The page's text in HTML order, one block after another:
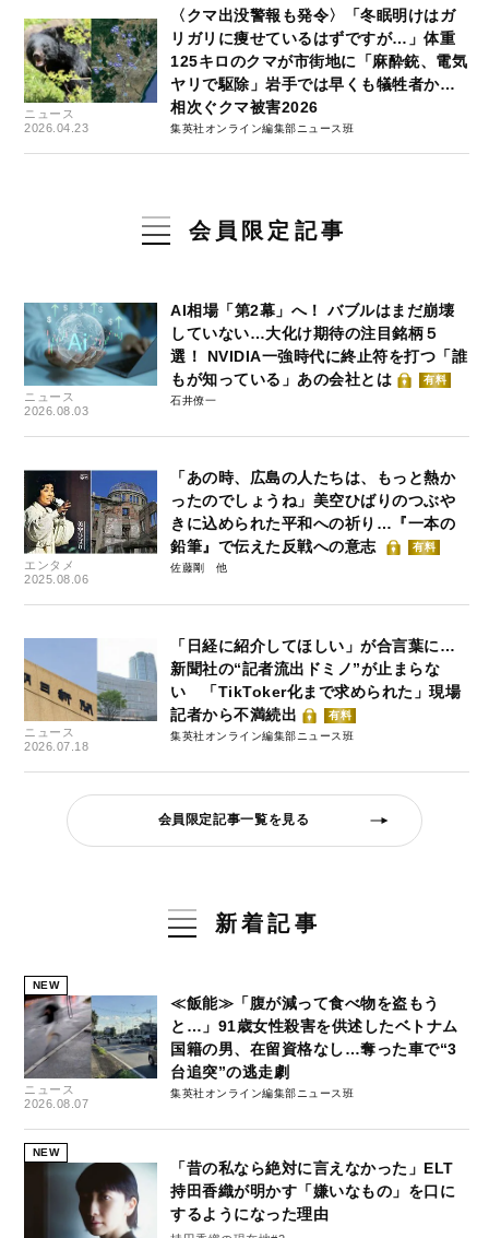
ニュース
2026.04.23
〈クマ出没警報も発令〉「冬眠明けはガ
リガリに痩せているはずですが…」体重
125キロのクマが市街地に「麻酔銃、電気
ヤリで駆除」岩手では早くも犠牲者か…
相次ぐクマ被害2026
集英社オンライン編集部ニュース班
会員限定記事
ニュース
2026.08.03
AI相場「第2幕」へ！ バブルはまだ崩壊
していない…大化け期待の注目銘柄５
選！ NVIDIA一強時代に終止符を打つ「誰
もが知っている」あの会社とは
有料
石井僚一
エンタメ
2025.08.06
「あの時、広島の人たちは、もっと熱か
ったのでしょうね」美空ひばりのつぶや
きに込められた平和への祈り…『一本の
鉛筆』で伝えた反戦への意志
有料
佐藤剛
ニュース
2026.07.18
「日経に紹介してほしい」が合言葉に…
新聞社の“記者流出ドミノ”が止まらな
い 「TikToker化まで求められた」現場
記者から不満続出
有料
集英社オンライン編集部ニュース班
会員限定記事一覧を見る
新着記事
NEW
ニュース
2026.08.07
≪飯能≫「腹が減って食べ物を盗もう
と…」91歳女性殺害を供述したベトナム
国籍の男、在留資格なし…奪った車で“3
台追突”の逃走劇
集英社オンライン編集部ニュース班
NEW
「昔の私なら絶対に言えなかった」ELT
持田香織が明かす「嫌いなもの」を口に
するようになった理由